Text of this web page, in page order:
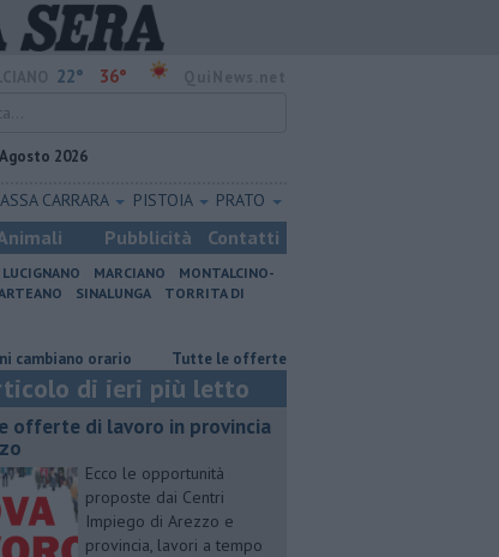
22° 36°
2026
CARRARA PISTOIA PRATO
Pubblicità Contatti
LUCIGNANO MARCIANO
MONTALCINO-
SINALUNGA
TORRITA DI
orario ​Tutte le offerte di lavoro in provincia di Arezzo
di ieri più letto
offerte di lavoro in provincia
Ecco le opportunità
proposte dai Centri
Impiego di Arezzo e
provincia, lavori a tempo